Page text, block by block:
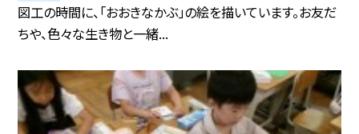
図工の時間に、「おおきなかぶ」の絵を描いています。お友だ
ちや、色々な生き物と一緒...